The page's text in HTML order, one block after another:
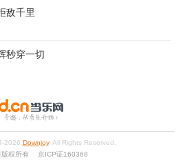
敌千里
秒穿一切
2026 Downjoy. All Rights Reserved.
版权所有 京ICP证160368